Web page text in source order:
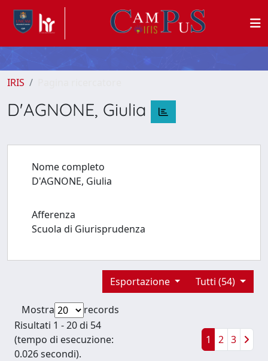
IRIS
D'AGNONE, Giulia
Nome completo
D'AGNONE, Giulia
Afferenza
Scuola di Giurisprudenza
Tutti (54)
Esportazione
Mostra
records
Risultati 1 - 20 di 54
(tempo di esecuzione:
0.026 secondi).
1 2 3